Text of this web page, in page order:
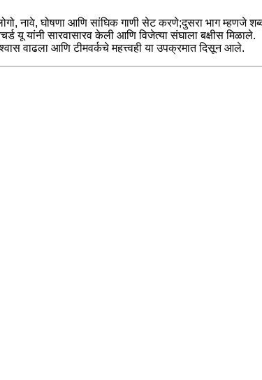
नावे, घोषणा आणि सांघिक गाणी सेट करणे;दुसरा भाग म्हणजे
यू यांनी सारवासारव केली आणि विजेत्या संघाला बक्षीस मिळाले.
वाढला आणि टीमवर्कचे महत्त्वही या उपक्रमात दिसून आले.